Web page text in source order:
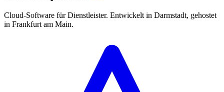
Cloud-Software für Dienstleister. Entwickelt in Darmstadt, gehostet
in Frankfurt am Main.